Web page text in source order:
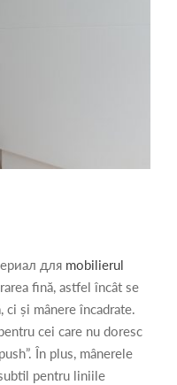
для mobilierul
fină, astfel încât se
ci și mânere încadrate.
cei care nu doresc
În plus, mânerele
pentru liniile